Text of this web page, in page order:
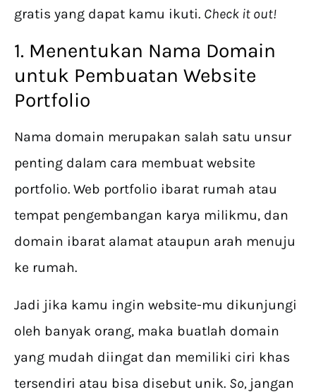
gratis yang dapat kamu ikuti. Check it out!
1. Menentukan Nama Domain
untuk Pembuatan Website
Portfolio
Nama domain merupakan salah satu unsur
penting dalam cara membuat website
portfolio. Web portfolio ibarat rumah atau
tempat pengembangan karya milikmu, dan
domain ibarat alamat ataupun arah menuju
ke rumah.
Jadi jika kamu ingin website-mu dikunjungi
oleh banyak orang, maka buatlah domain
yang mudah diingat dan memiliki ciri khas
tersendiri atau bisa disebut unik. So, jangan